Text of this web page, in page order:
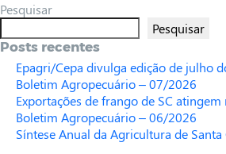
Pesquisar
Pesquisar
Posts recentes
Epagri/Cepa divulga edição de julho
Boletim Agropecuário – 07/2026
Exportações de frango de SC
Boletim Agropecuário – 06/2026
Síntese Anual da Agricultura de